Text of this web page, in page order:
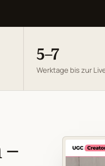
5–7
Werktage bis zur